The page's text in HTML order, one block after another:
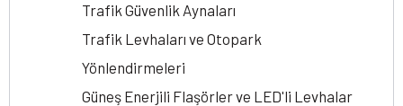
Trafik Güvenlik Aynaları
Trafik Levhaları ve Otopark
Yönlendirmeleri
Güneş Enerjili Flaşörler ve LED'li Levhalar